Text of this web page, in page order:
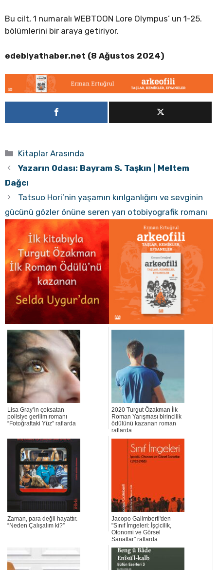
Bu cilt, 1 numaralı WEBTOON Lore Olympus’ un 1-25.
bölümlerini bir araya getiriyor.
edebiyathaber.net (8 Ağustos 2024)
Kategoriler
Kitaplar Arasında
Yazarın Odası: Bayram S. Taşkın | Meltem
Dağcı
Tatsuo Hori’nin yaşamın kırılganlığını ve sevginin
gücünü gözler önüne seren yarı otobiyografik romanı
Lisa Gray’in çoksatan
polisiye gerilim romanı
“Fotoğraftaki Yüz” raflarda
2020 Turgut Özakman İlk
Roman Yarışması birincilik
ödülünü kazanan roman
raflarda
Zaman, para değil hayattır.
“Neden Çalışalım ki?”
Jacopo Galimberti'den
"Sınıf İmgeleri: İşçicilik,
Otonomi ve Görsel
Sanatlar" raflarda